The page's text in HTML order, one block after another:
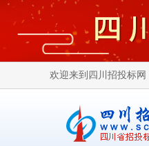
欢迎来到四川招投标网